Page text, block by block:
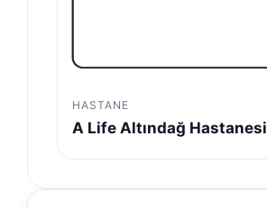
HASTANE
A Life Altındağ Hastanesi